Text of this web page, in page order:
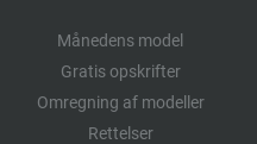
Månedens model
Gratis opskrifter
Omregning af modeller
Rettelser